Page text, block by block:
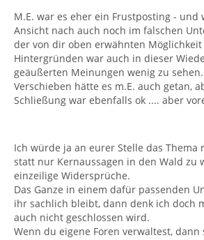
M.E. war es eher ein Frustposting -
Ansicht nach auch noch im falschen
der von dir oben erwähnten Möglichkeit
Hintergründen war auch in dieser
geäußerten Meinungen wenig zu sehen.
Verschieben hätte es m.E. auch getan,
Schließung war ebenfalls ok .... aber
Ich würde ja an eurer Stelle das Thema
statt nur Kernaussagen in den Wald zu
einzeilige Widersprüche.
Das Ganze in einem dafür passenden
ihr sachlich bleibt, dann denk ich doch
auch nicht geschlossen wird.
Wenn du eigene Foren verwaltest,